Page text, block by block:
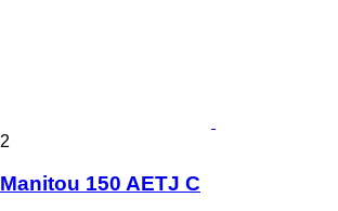
2
Manitou 150 AETJ C